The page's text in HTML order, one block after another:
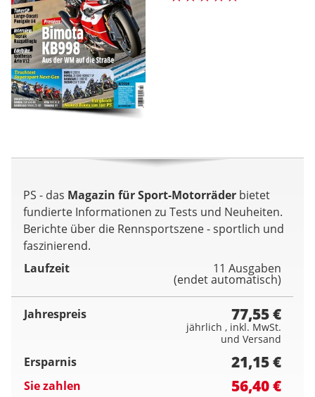
PS - das Magazin für Sport-Motorräder bietet
fundierte Informationen zu Tests und Neuheiten.
Berichte über die Rennsportszene - sportlich und
faszinierend.
Laufzeit
11 Ausgaben
(endet automatisch)
Jahrespreis 77,55 €
jährlich , inkl. MwSt.
und Versand
Ersparnis 21,15 €
Sie zahlen 56,40 €